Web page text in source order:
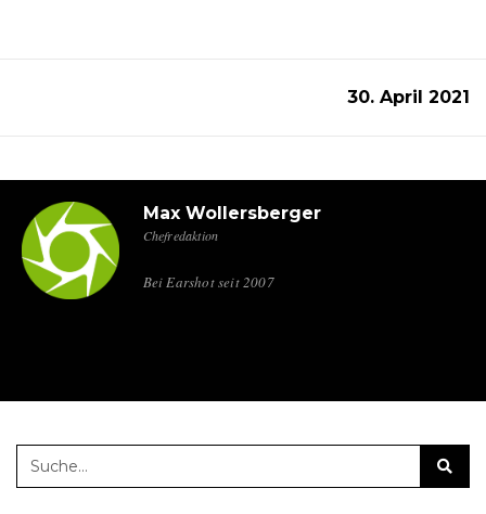
30. April 2021
Max Wollersberger
Chefredaktion
Bei Earshot seit 2007